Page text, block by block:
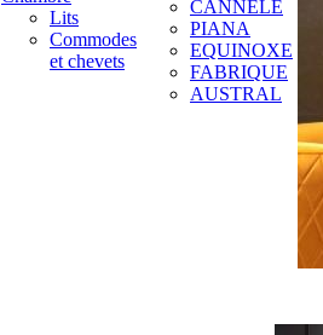
Lits
Commodes
et chevets
CANNELE
PIANA
EQUINOXE
FABRIQUE
AUSTRAL